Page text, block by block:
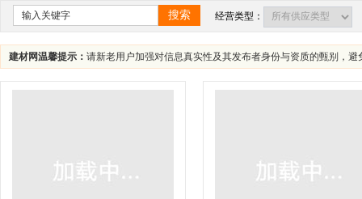
搜索 经营类型：
建材网温馨提示： 请新老用户加强对信息真实性及其发布者身份与资质的甄别，